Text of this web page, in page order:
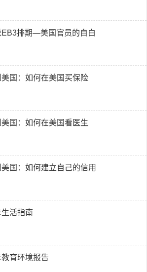
EB3排期—美国官员的自白
国：如何在美国买保险
国：如何在美国看医生
国：如何建立自己的信用
活指南
育环境报告